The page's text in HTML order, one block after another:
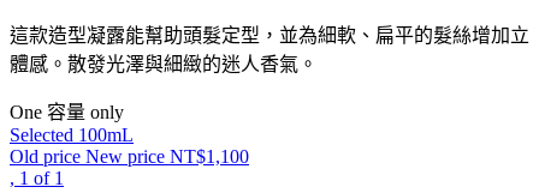
這款造型凝露能幫助頭髮定型，並為細軟、扁平的髮絲增加立
體感。散發光澤與細緻的迷人香氣。
One 容量 only
Selected 100mL
Old price New price NT$1,100
, 1 of 1